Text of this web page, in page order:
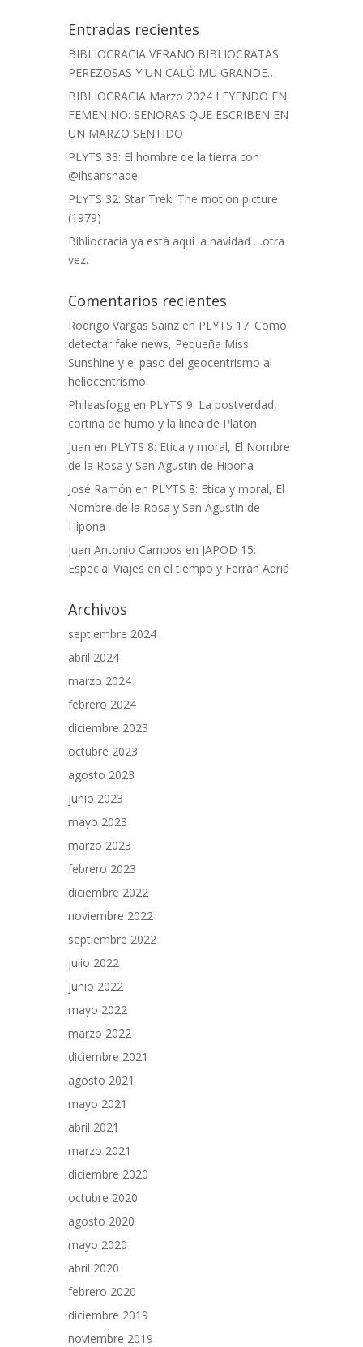
Entradas recientes
BIBLIOCRACIA VERANO BIBLIOCRATAS
PEREZOSAS Y UN CALÓ MU GRANDE…
BIBLIOCRACIA Marzo 2024 LEYENDO EN
FEMENINO: SEÑORAS QUE ESCRIBEN EN
UN MARZO SENTIDO
PLYTS 33: El hombre de la tierra con
@ihsanshade
PLYTS 32: Star Trek: The motion picture
(1979)
Bibliocracia ya está aquí la navidad …otra
vez.
Comentarios recientes
Rodrigo Vargas Sainz en PLYTS 17: Como
detectar fake news, Pequeña Miss
Sunshine y el paso del geocentrismo al
heliocentrismo
Phileasfogg en PLYTS 9: La postverdad,
cortina de humo y la linea de Platon
Juan en PLYTS 8: Etica y moral, El Nombre
de la Rosa y San Agustín de Hipona
José Ramón en PLYTS 8: Etica y moral, El
Nombre de la Rosa y San Agustín de
Hipona
Juan Antonio Campos en JAPOD 15:
Especial Viajes en el tiempo y Ferran Adriá
Archivos
septiembre 2024
abril 2024
marzo 2024
febrero 2024
diciembre 2023
octubre 2023
agosto 2023
junio 2023
mayo 2023
marzo 2023
febrero 2023
diciembre 2022
noviembre 2022
septiembre 2022
julio 2022
junio 2022
mayo 2022
marzo 2022
diciembre 2021
agosto 2021
mayo 2021
abril 2021
marzo 2021
diciembre 2020
octubre 2020
agosto 2020
mayo 2020
abril 2020
febrero 2020
diciembre 2019
noviembre 2019